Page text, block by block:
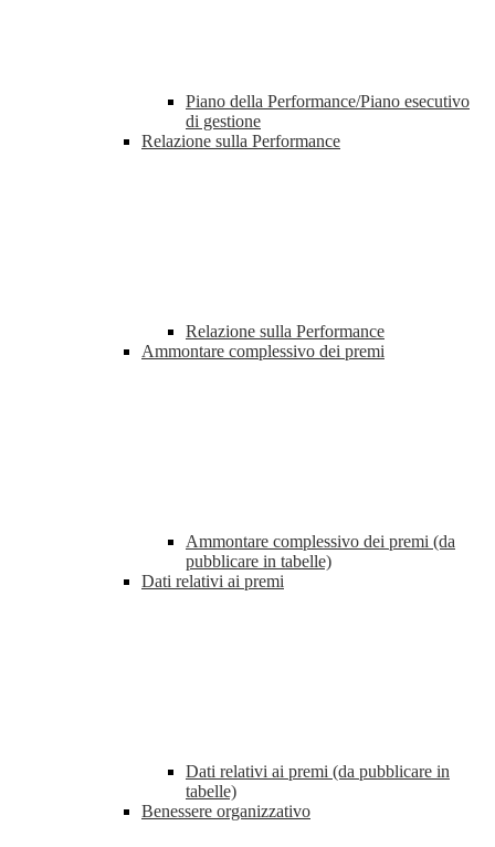
Piano della Performance/Piano esecutivo
di gestione
Relazione sulla Performance
Relazione sulla Performance
Ammontare complessivo dei premi
Ammontare complessivo dei premi (da
pubblicare in tabelle)
Dati relativi ai premi
Dati relativi ai premi (da pubblicare in
tabelle)
Benessere organizzativo